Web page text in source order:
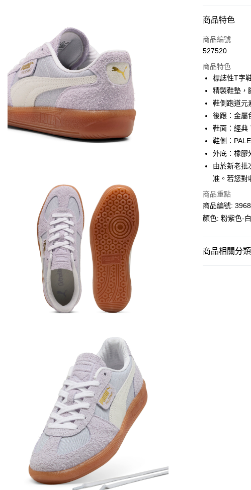
付款方式
信用卡
相關說明
Alipay, PayMe,
送貨方式
單筆訂單淨值
每筆HK$30.00
滿$599可享澳
商品特色
商品編號
527520
商品特色
標誌性T字
精製鞋墊，
鞋側跑道元
後跟：金屬
鞋面：經典
鞋側：
外底：橡膠
由於新老批
准。若您對
商品重點
商品編號:
顏色: 粉紫色-
商品相關分